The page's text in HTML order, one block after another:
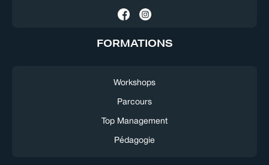
FORMATIONS
Workshops
Parcours
Top Management
Pédagogie